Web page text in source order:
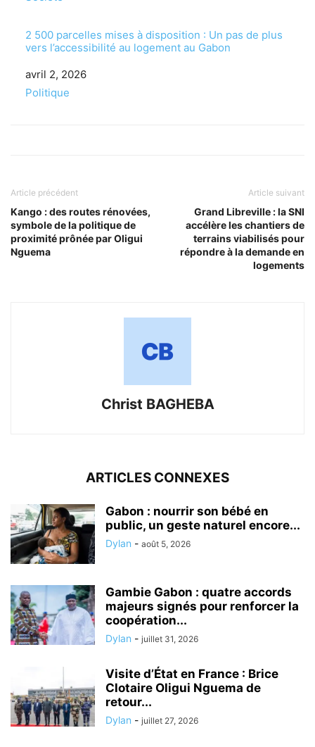
2 500 parcelles mises à disposition : Un pas de plus
vers l’accessibilité au logement au Gabon
Date
avril 2, 2026
Par rapport à
Politique
Article précédent
Kango : des routes rénovées,
symbole de la politique de
proximité prônée par Oligui
Nguema
Article suivant
Grand Libreville : la SNI
accélère les chantiers de
terrains viabilisés pour
répondre à la demande en
logements
Christ BAGHEBA
ARTICLES CONNEXES
Gabon : nourrir son bébé en
public, un geste naturel encore...
Dylan - août 5, 2026
Gambie Gabon : quatre accords
majeurs signés pour renforcer la
coopération...
Dylan - juillet 31, 2026
Visite d’État en France : Brice
Clotaire Oligui Nguema de
retour...
Dylan - juillet 27, 2026